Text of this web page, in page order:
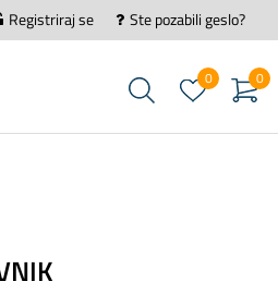
Registriraj se Ste pozabili geslo?
0
0